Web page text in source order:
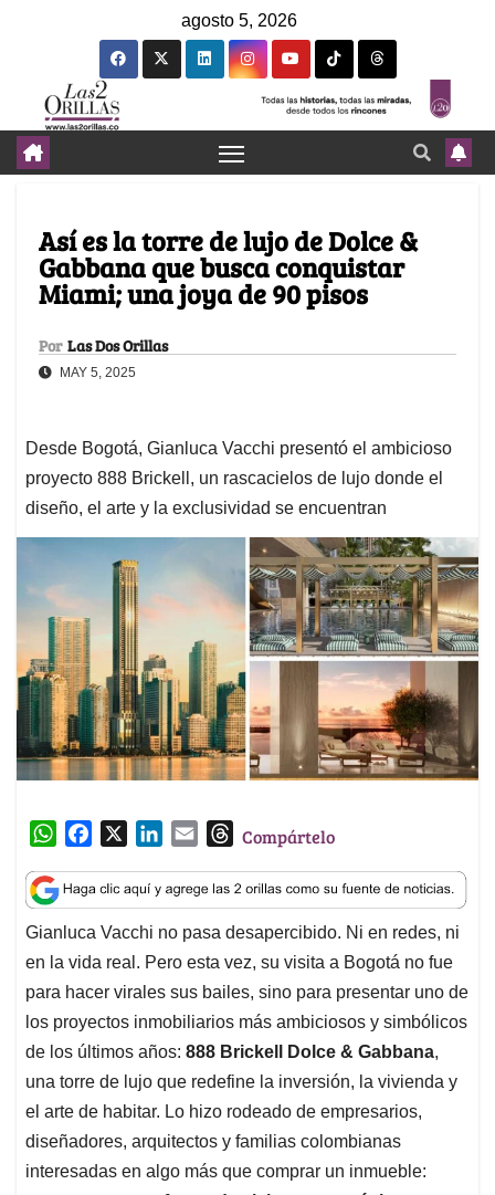
agosto 5, 2026
Así es la torre de lujo de Dolce &
Gabbana que busca conquistar
Miami; una joya de 90 pisos
Por Las Dos Orillas
MAY 5, 2025
Desde Bogotá, Gianluca Vacchi presentó el ambicioso
proyecto 888 Brickell, un rascacielos de lujo donde el
diseño, el arte y la exclusividad se encuentran
W
a
t
s
A
p
p
c
e
b
o
o
k
n
k
e
d
I
n
a
i
l
T
r
e
a
d
s
Compártelo
Gianluca Vacchi no pasa desapercibido. Ni en redes, ni
en la vida real. Pero esta vez, su visita a Bogotá no fue
para hacer virales sus bailes, sino para presentar uno de
los proyectos inmobiliarios más ambiciosos y simbólicos
de los últimos años: 888 Brickell Dolce & Gabbana,
una torre de lujo que redefine la inversión, la vivienda y
el arte de habitar. Lo hizo rodeado de empresarios,
diseñadores, arquitectos y familias colombianas
interesadas en algo más que comprar un inmueble: